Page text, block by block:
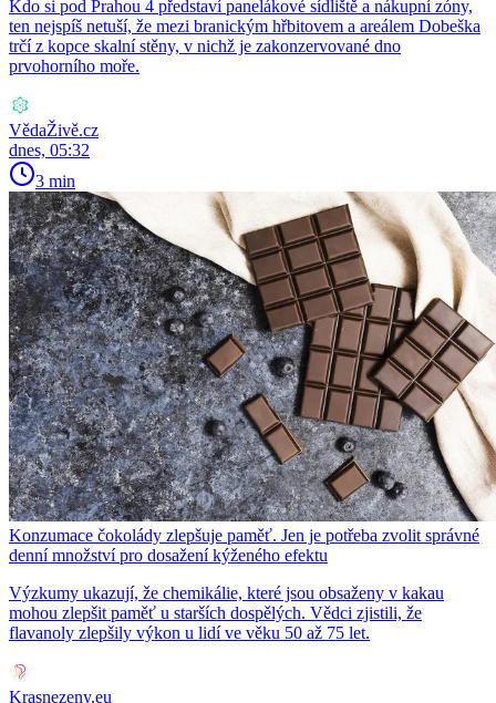
Kdo si pod Prahou 4 představí panelákové sídliště a nákupní zóny,
ten nejspíš netuší, že mezi branickým hřbitovem a areálem Dobeška
trčí z kopce skalní stěny, v nichž je zakonzervované dno
prvohorního moře.
VědaŽivě.cz
dnes, 05:32
3 min
Konzumace čokolády zlepšuje paměť. Jen je potřeba zvolit správné
denní množství pro dosažení kýženého efektu
Výzkumy ukazují, že chemikálie, které jsou obsaženy v kakau
mohou zlepšit paměť u starších dospělých. Vědci zjistili, že
flavanoly zlepšily výkon u lidí ve věku 50 až 75 let.
Krasnezeny.eu